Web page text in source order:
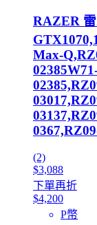
RAZER
Max-
(2)
$3,088
下單再折
$4,200
P幣